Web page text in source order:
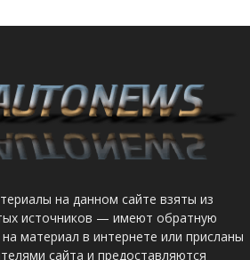
на данном сайте взяты из
источников — имеют обратную
на материал в интернете или присланы
сайта и предоставляются